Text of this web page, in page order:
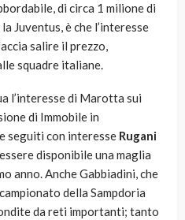
di circa 1 milione di
Juventus, è che l’interesse
salire il prezzo,
squadre italiane.
l’interesse di Marotta sui
di Immobile in
seguiti con interesse Rugani
disponibile una maglia
anno. Anche Gabbiadini, che
della Sampdoria
da reti importanti; tanto